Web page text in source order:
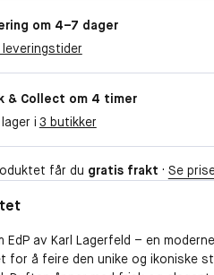
om 4–7 dager
leveringstider
& Collect om 4 timer
i 3 butikker
får du gratis frakt · Se
EdP av Karl Lagerfeld – en
for å feire den unike og ikoniske